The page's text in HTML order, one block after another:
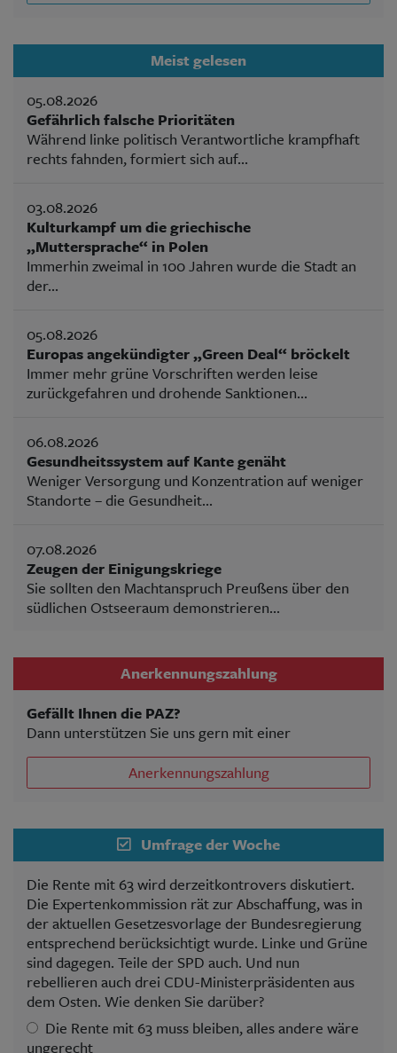
Meist gelesen
05.08.2026
Gefährlich falsche Prioritäten
Während linke politisch Verantwortliche krampfhaft
rechts fahnden, formiert sich auf...
03.08.2026
Kulturkampf um die griechische
„Muttersprache“ in Polen
Immerhin zweimal in 100 Jahren wurde die Stadt an
der...
05.08.2026
Europas angekündigter „Green Deal“ bröckelt
Immer mehr grüne Vorschriften werden leise
zurückgefahren und drohende Sanktionen...
06.08.2026
Gesundheitssystem auf Kante genäht
Weniger Versorgung und Konzentration auf weniger
Standorte – die Gesundheit...
07.08.2026
Zeugen der Einigungskriege
Sie sollten den Machtanspruch Preußens über den
südlichen Ostseeraum demonstrieren...
Anerkennungszahlung
Gefällt Ihnen die PAZ?
Dann unterstützen Sie uns gern mit einer
Anerkennungszahlung
Umfrage der Woche
Die Rente mit 63 wird derzeitkontrovers diskutiert.
Die Expertenkommission rät zur Abschaffung, was in
der aktuellen Gesetzesvorlage der Bundesregierung
entsprechend berücksichtigt wurde. Linke und Grüne
sind dagegen. Teile der SPD auch. Und nun
rebellieren auch drei CDU-Ministerpräsidenten aus
dem Osten. Wie denken Sie darüber?
Die Rente mit 63 muss bleiben, alles andere wäre
ungerecht